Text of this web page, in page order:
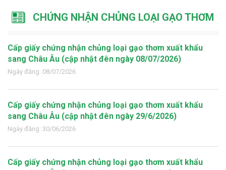
CHỨNG NHẬN CHỦNG LOẠI GẠO THƠM
Cấp giấy chứng nhận chủng loại gạo thơm xuất khẩu
sang Châu Âu (cập nhật đên ngày 08/07/2026)
Ngày đăng: 08/07/2026
Cấp giấy chứng nhận chủng loại gạo thơm xuất khẩu
sang Châu Âu (cập nhật đên ngày 29/6/2026)
Ngày đăng: 30/06/2026
Cấp giấy chứng nhận chủng loại gạo thơm xuất khẩu